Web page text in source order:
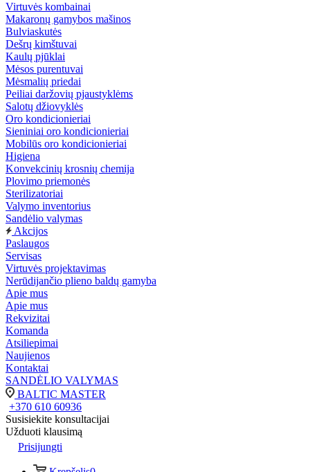
Virtuvės kombainai
Makaronų gamybos mašinos
Bulviaskutės
Dešrų kimštuvai
Kaulų pjūklai
Mėsos purentuvai
Mėsmalių priedai
Peiliai daržovių pjaustyklėms
Salotų džiovyklės
Oro kondicionieriai
Sieniniai oro kondicionieriai
Mobilūs oro kondicionieriai
Higiena
Konvekcinių krosnių chemija
Plovimo priemonės
Sterilizatoriai
Valymo inventorius
Sandėlio valymas
Akcijos
Paslaugos
Servisas
Virtuvės projektavimas
Nerūdijančio plieno baldų gamyba
Apie mus
Apie mus
Rekvizitai
Komanda
Atsiliepimai
Naujienos
Kontaktai
SANDĖLIO VALYMAS
BALTIC MASTER
+370 610 60936
Susisiekite konsultacijai
Užduoti klausimą
Prisijungti